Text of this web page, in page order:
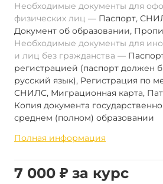
Необходимые документы для
физических лиц
Паспорт,
Документ об образовании,
Необходимые документы для
и лиц без гражданства
регистрацией (паспорт должен
русский язык), Регистрация по
СНИЛС, Миграционная карта,
Копия документа
среднем (полном) образовании
Полная информация
7 000 ₽ за курс